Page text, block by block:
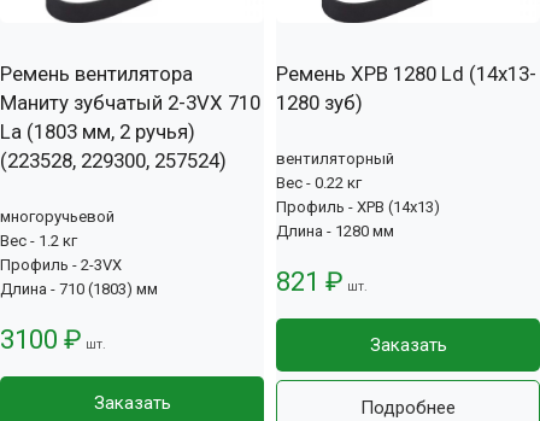
Ремень вентилятора
Маниту зубчатый 2-3VX 710
La (1803 мм, 2 ручья)
(223528, 229300, 257524)
многоручьевой
Вес - 1.2 кг
Профиль - 2-3VX
Длина - 710 (1803) мм
3100 ₽ шт.
Заказать
Ремень XPB 1280 Ld (14х13-
1280 зуб)
вентиляторный
Вес - 0.22 кг
Профиль - XPB (14x13)
Длина - 1280 мм
821 ₽ шт.
Заказать
Подробнее